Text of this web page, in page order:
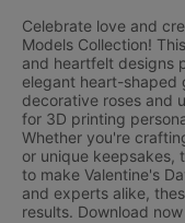
Celebrate love and
Models Collection!
and heartfelt designs
elegant heart-shaped
decorative roses and
for 3D printing
Whether you're
or unique keepsakes,
to make Valentine's
and experts alike,
results. Download